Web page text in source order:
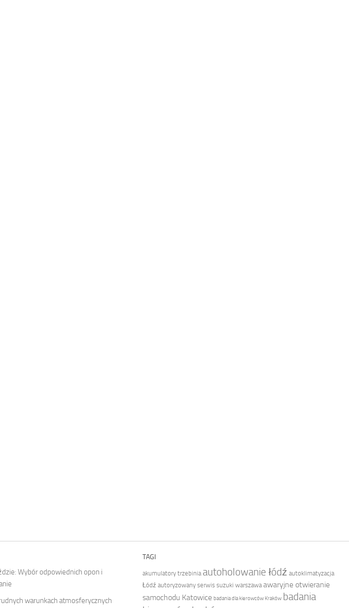
Wybór odpowiednich opon i
warunkach atmosferycznych
TAGI
akumulatory trzebinia autoholowanie łódź autoklimatyzacja
Łódź autoryzowany serwis suzuki warszawa awaryjne otwieranie
samochodu Katowice badania dla kierowców Kraków badania